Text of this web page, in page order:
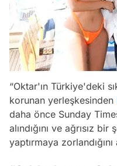
“Oktar'ın Türkiye'deki
korunan yerleşkesinden
daha önce Sunday
alındığını ve ağrısız
yaptırmaya zorlandığını